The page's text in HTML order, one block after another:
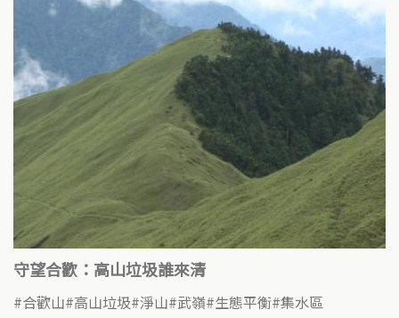
守望合歡：高山垃圾誰來清
合歡山 高山垃圾 淨山 武嶺 生態平衡 集水區